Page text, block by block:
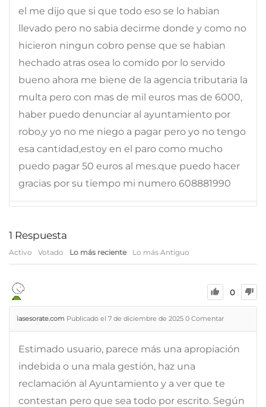
el me dijo que si que todo eso se lo habian
llevado pero no sabia decirme donde y como no
hicieron ningun cobro pense que se habian
hechado atras osea lo comido por lo servido
bueno ahora me biene de la agencia tributaria la
multa pero con mas de mil euros mas de 6000,
haber puedo denunciar al ayuntamiento por
robo,y yo no me niego a pagar pero yo no tengo
esa cantidad,estoy en el paro como mucho
puedo pagar 50 euros al mes.que puedo hacer
gracias por su tiempo mi numero 608881990
1 Respuesta
Activo Votado Lo más reciente Lo más Antiguo
0
iasesorate.com Publicado el 7 de diciembre de 2025 0 Comentar
Estimado usuario, parece más una apropiación
indebida o una mala gestión, haz una
reclamación al Ayuntamiento y a ver que te
contestan pero que sea todo por escrito. Según